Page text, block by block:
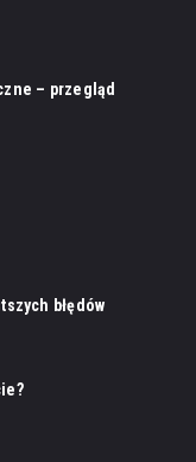
– przegląd
błędów